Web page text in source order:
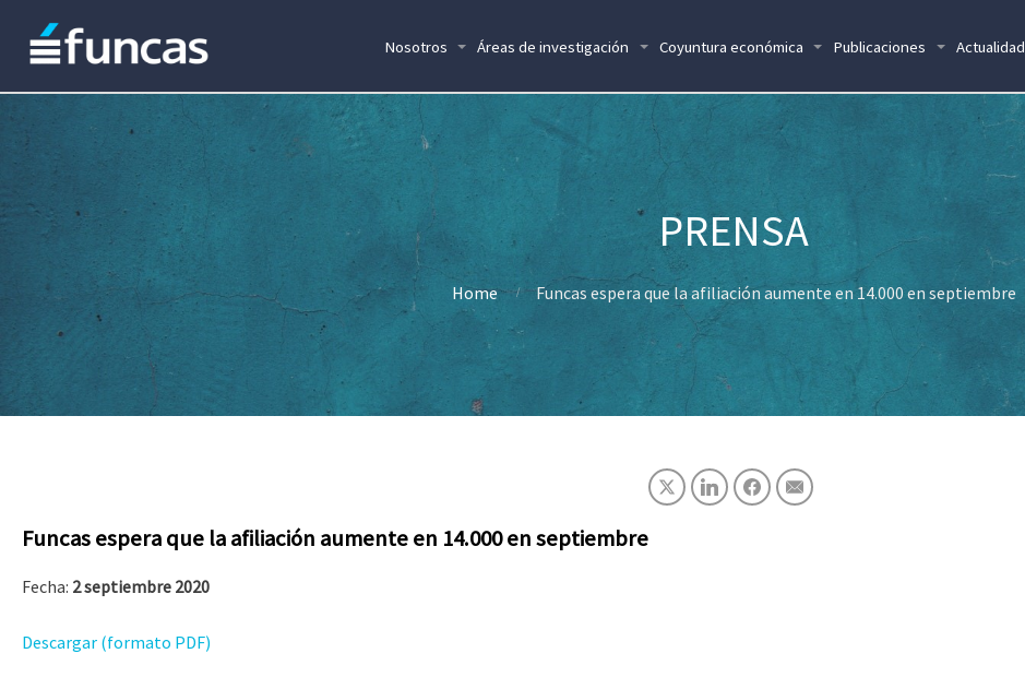
Nosotros Áreas de investigación Coyuntura económica Publicaciones Actualidad
Home Funcas espera que la afiliación aumente en 14.000 en septiembre
Funcas espera que la afiliación aumente en 14.000 en septiembre
Fecha: 2 septiembre 2020
Descargar (formato PDF)